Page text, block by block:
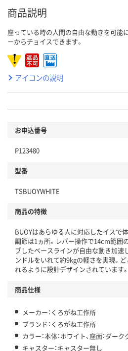
商品説明
座っている時の人間の自由な動きを可能
ーからチョイスできます。
アイコンの説明
お申込番号
P123480
型番
TSBUOYWHITE
商品の特徴
BUOYはあらゆる人に対応したイスで
調節は1ヵ所。レバー操作で14cm範囲
ブしたベースラインが自由な動き加速
ンドルをいれて約9kgの軽さを実現。
れるように設計デザインされています。
商品仕様
メーカー：くろがね工作所
ブランド：くろがね工作所
カラー：本体：ホワイト、座面：ダーク
キャスター：キャスター無し